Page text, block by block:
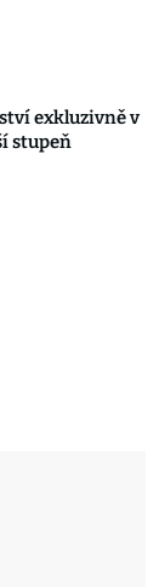
exkluzivně v
stupeň